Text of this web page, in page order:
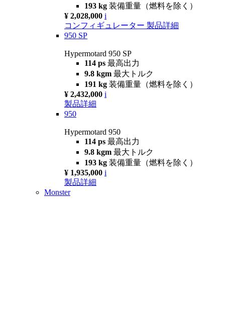
193 kg 装備重量（燃料を除く）
¥ 2,028,000 i
コンフィギュレーター 製品詳細
950 SP
Hypermotard 950 SP
114 ps 最高出力
9.8 kgm 最大トルク
191 kg 装備重量（燃料を除く）
¥ 2,432,000 i
製品詳細
950
Hypermotard 950
114 ps 最高出力
9.8 kgm 最大トルク
193 kg 装備重量（燃料を除く）
¥ 1,935,000 i
製品詳細
Monster